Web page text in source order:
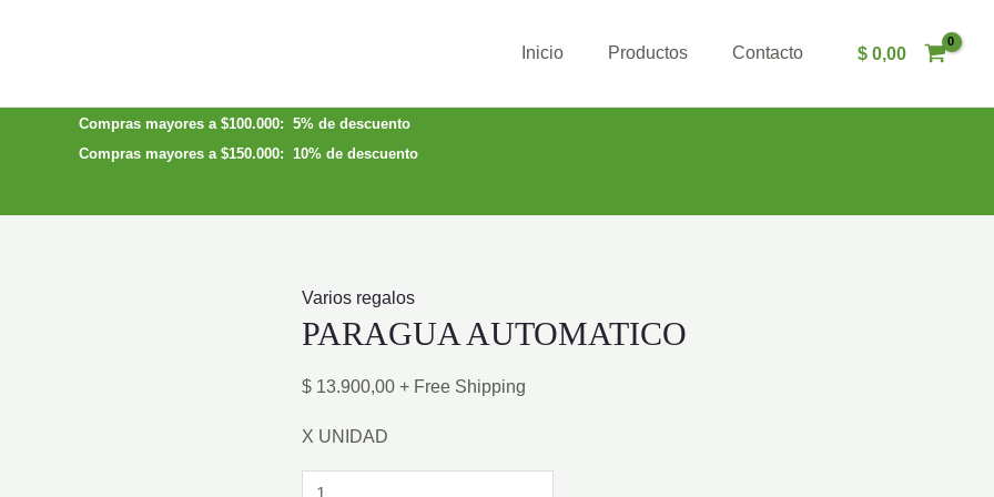
Inicio Productos Contacto $0,00
Compras mayores a $100.000: 5% de descuento
Compras mayores a $150.000: 10% de descuento
Varios regalos
PARAGUA AUTOMATICO
$ 13.900,00 + Free Shipping
X UNIDAD
PARAGUA